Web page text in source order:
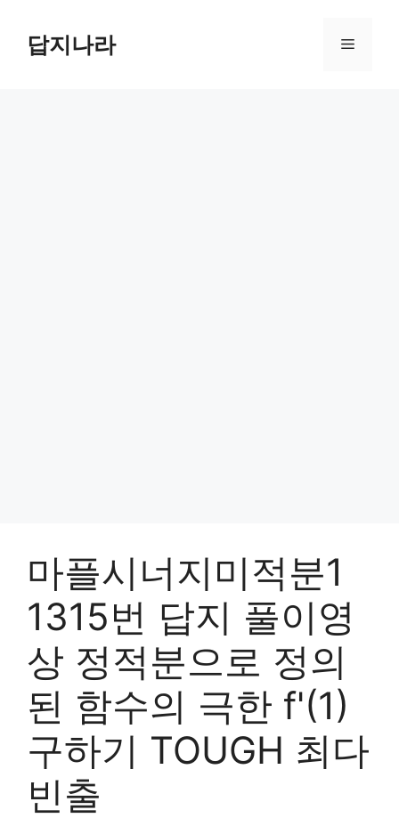
답지나라 메
마플시너지미적분1
1315번 답지 풀이영
상 정적분으로 정의
된 함수의 극한 f'(1)
구하기 TOUGH 최다
빈출